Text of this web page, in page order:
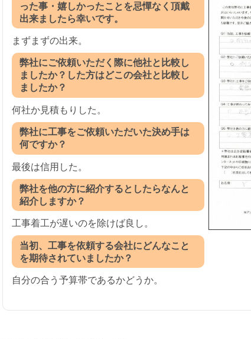
った事・嬉しかったことを忌憚なく頂戴
出来ましたら幸いです。
まずまずの出来。
弊社にご依頼いただく際に他社と比較し
ましたか？した方はどこの会社と比較し
ましたか？
何社か見積もりした。
弊社に工事をご依頼いただいた決め手は
何ですか？
最後は信用した。
弊社を他の方に紹介するとしたらなんと
紹介しますか？
工事着工が遅いのを除けば良し。
当初、工事を依頼する会社にどんなこと
を期待されていましたか？
自分の合う予算帯であるかどうか。